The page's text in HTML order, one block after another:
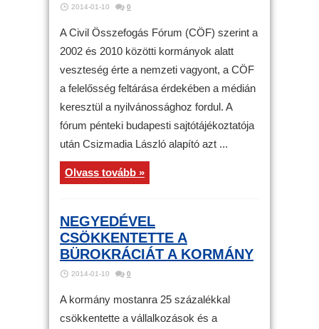
2014-01-10 0
A Civil Összefogás Fórum (CÖF) szerint a
2002 és 2010 közötti kormányok alatt
veszteség érte a nemzeti vagyont, a CÖF
a felelősség feltárása érdekében a médián
keresztül a nyilvánossághoz fordul. A
fórum pénteki budapesti sajtótájékoztatója
után Csizmadia László alapító azt ...
Olvass tovább »
NEGYEDÉVEL
CSÖKKENTETTE A
BÜROKRÁCIÁT A KORMÁNY
2014-01-10 0
A kormány mostanra 25 százalékkal
csökkentette a vállalkozások és a